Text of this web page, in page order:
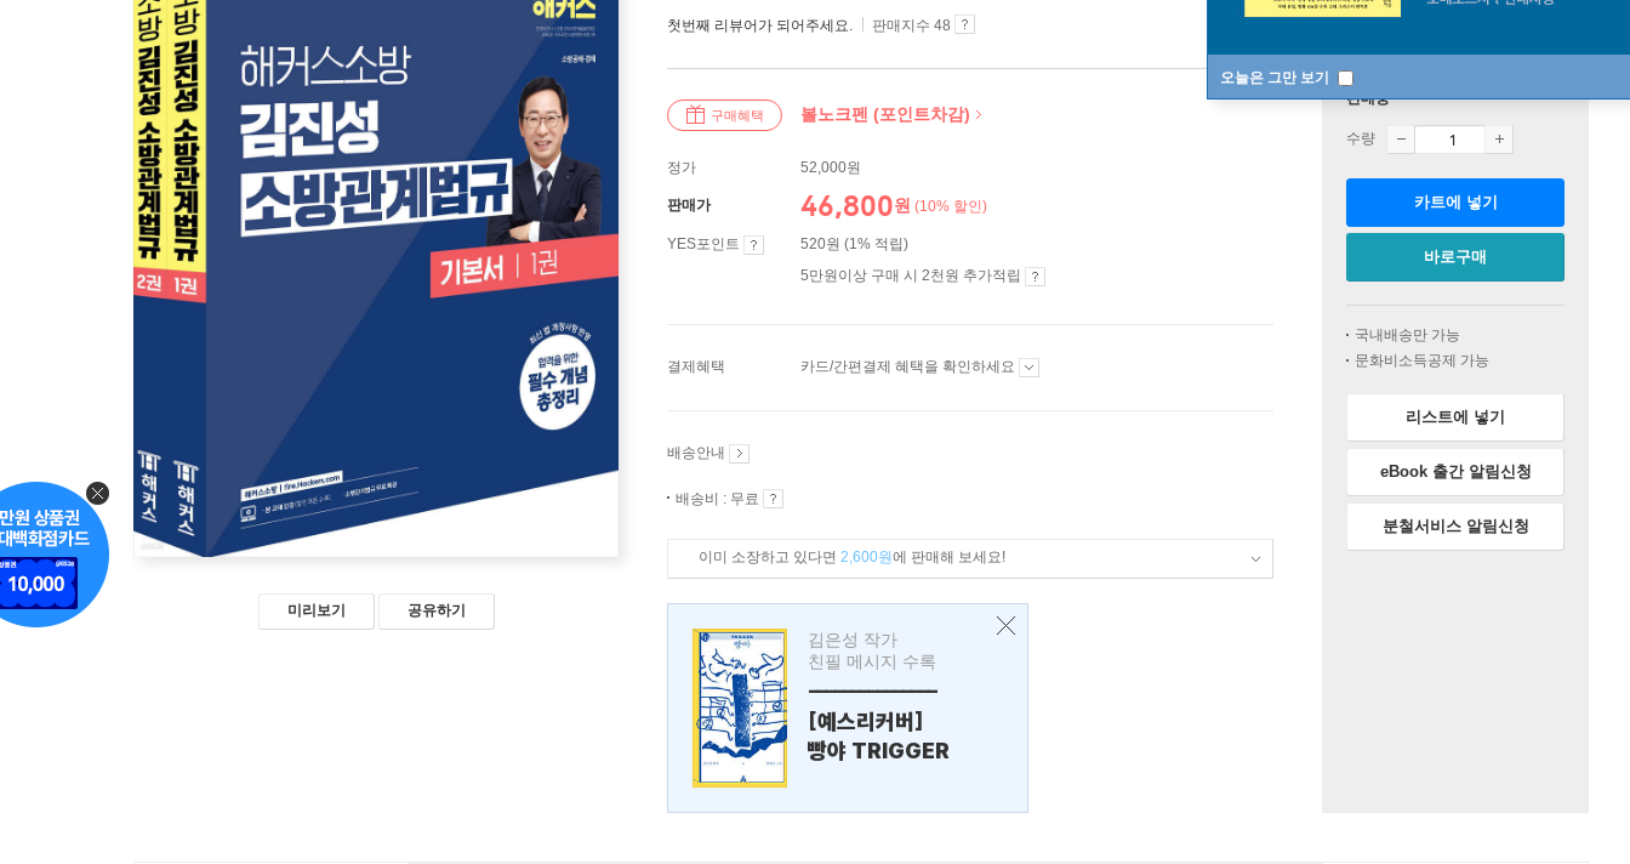
오늘은 그만 보기
미리보기 공유하기
첫번째 리뷰어가 되어주세요. 판매지수 48
구매혜택 볼노크펜 (포인트차감)
정가 52,000원
판매가 46,800원 (10% 할인)
YES포인트
520원 (1% 적립)
5만원이상 구매 시 2천원 추가적립
결제혜택 카드/간편결제 혜택을 확인하세요
배송안내
배송비 : 무료
이미 소장하고 있다면 2,600원에 판매해 보세요!
김은성 작가
친필 메시지 수록
---------------
[예스리커버]
빵야 TRIGGER
판매중
수량
카트에 넣기
바로구매
국내배송만 가능
문화비소득공제 가능
리스트에 넣기
eBook 출간 알림신청
분철서비스 알림신청